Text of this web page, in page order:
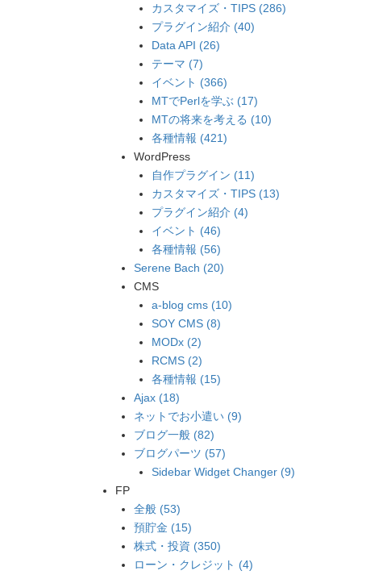
カスタマイズ・TIPS (286)
プラグイン紹介 (40)
Data API (26)
テーマ (7)
イベント (366)
MTでPerlを学ぶ (17)
MTの将来を考える (10)
各種情報 (421)
WordPress
自作プラグイン (11)
カスタマイズ・TIPS (13)
プラグイン紹介 (4)
イベント (46)
各種情報 (56)
Serene Bach (20)
CMS
a-blog cms (10)
SOY CMS (8)
MODx (2)
RCMS (2)
各種情報 (15)
Ajax (18)
ネットでお小遣い (9)
ブログ一般 (82)
ブログパーツ (57)
Sidebar Widget Changer (9)
FP
全般 (53)
預貯金 (15)
株式・投資 (350)
ローン・クレジット (4)